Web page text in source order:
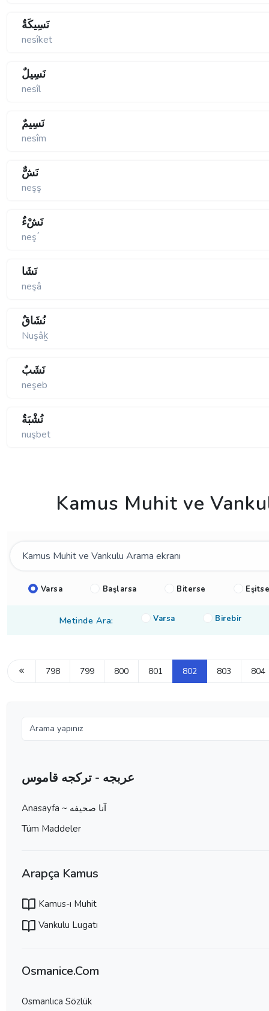
نَسِيكَةٌ
nesîket
نَسِيلٌ
nesîl
نَسِيمٌ
nesîm
نَشٌّ
neşş
نَشْءٌ
neş΄
نَشَا
neşâ
نُشَاقٌ
Nuşâḵ
نَشَبٌ
neşeb
نُشْبَةٌ
nuşbet
Kamus Muhit ve
Varsa Başlarsa Biterse
Metinde Ara: Varsa Birebir
798 799 800 801 802 803 804
عربجه - تركجه قاموس
Anasayfa ~ آنا صحيفه
Tüm Maddeler
Arapça Kamus
Kamus-ı Muhit
Vankulu Lugatı
Osmanice.Com
Osmanlıca Sözlük